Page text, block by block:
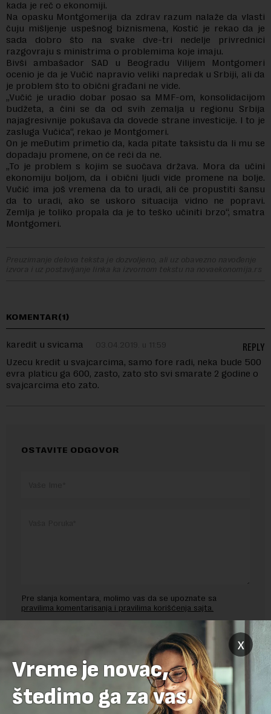
kada je reč o ekonomiji.
Na opasku Montgomerija da zdrav razum nalaže da vlasti
čuju mišljenje uspešnog biznismena, Kostić je rekao da je
sada dobro što na svake dve-tri nedelje privrednici
razgovraju s ministrima o problemima koje imaju.
Bivši ambašador SAD u Beogradu Vilijem Montgomeri
ocenio je da je Vučić napravio veliki napredak u Srbiji, ali da
je problem što to obični građani ne vide.
„Vučić je uradio dobar posao sa MMF-om, konsolidacijom
budžeta, a čini se da od svih zemalja u regionu Srbija
najagresivnije pokušava da dovede strane investicije. I to je
zasluga Vučića“, rekao je Montgomeri.
On je meĐutim primetio da, kada pitate taksistu da li mu se
dopadaju promene, on će reći da ne.
„To je problem s kojim se suočava država. Mora da učini
ekonomiju boljom, da i obični ljudi vide promene na bolje.
Vučić ima još vremena da to uradi, ali će propustiti šansu
da to uradi, ako se uskoro situacija vidno ne popravi.
Zemlja je toliko propala da je to teško učiniti brzo“, smatra
Montgomeri.
Preuzimanje delova teksta je dozvoljeno, ali uz obavezno navođenje
izvora i uz postavljanje linka ka izvornom tekstu na novaekonomija.rs
KOMENTAR(1)
karedit u svicama 03.04.2019. u 11:59
Uzecu kredit u svajcarcima, samo fore radi, neka bude 500
evra platicu ga 600, zasto, zato sto svi smarate 2 godine o
svajcarcima eto zato.
REPLY
OSTAVITE ODGOVOR
Pre slanja komentara, molimo vas da se upoznate sa
pravilima komentarisanja i pravilima korišćenja sajta.
Sajt je zaštićen pomocu reCaptcha i Google.
Google Politika
Google Uslovi Korišćenjasu primenjeni. x
Vreme je novac,
štedimo ga za vas.